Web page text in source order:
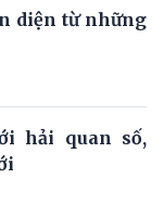
diện từ những
hải quan số,